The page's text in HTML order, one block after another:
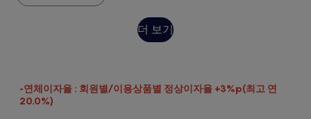
주
동
&
레
수
더 보기
더
보
-연체이자율 : 회원별/이용상품별 정상이자율 +3%p(최고 연
20.0%)